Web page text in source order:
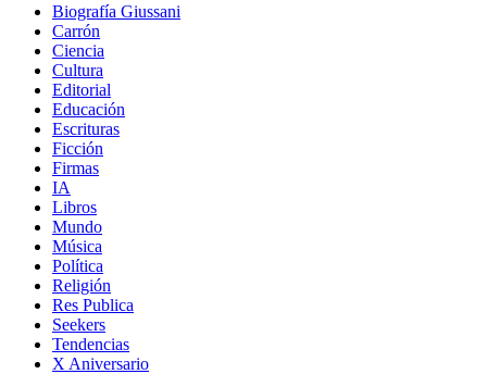
Biografía Giussani
Carrón
Ciencia
Cultura
Editorial
Educación
Escrituras
Ficción
Firmas
IA
Libros
Mundo
Música
Política
Religión
Res Publica
Seekers
Tendencias
X Aniversario